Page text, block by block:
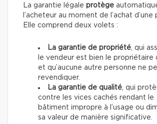
La garantie légale protège
l’acheteur au moment de l’achat d’une
Elle comprend deux volets :
La garantie de propriété , qui
le vendeur est bien le propriétaire
et qu’aucune autre personne ne
revendiquer.
La garantie de qualité , qui
contre les vices cachés rendant le
bâtiment impropre à l’usage ou
sa valeur de manière significative.